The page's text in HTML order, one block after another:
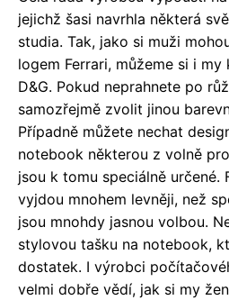
jejichž šasi navrhla některá
studia. Tak, jako si muži
logem Ferrari, můžeme si i
D&G. Pokud neprahnete po
samozřejmě zvolit jinou
Případně můžete nechat
notebook některou z volně
jsou k tomu speciálně určené.
vyjdou mnohem levněji, než
jsou mnohdy jasnou volbou.
stylovou tašku na notebook,
dostatek. I výrobci
velmi dobře vědí, jak si my